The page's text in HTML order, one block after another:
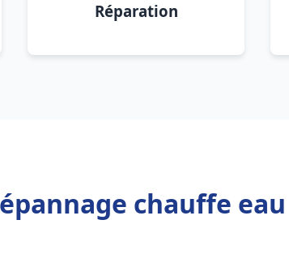
Réparation
chauffe eau